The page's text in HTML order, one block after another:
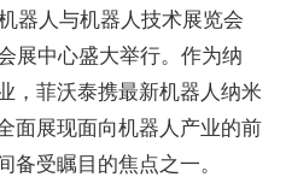
器人与机器人技术展览会
展中心盛大举行。作为纳
，菲沃泰携最新机器人纳米
面展现面向机器人产业的前
备受瞩目的焦点之一。